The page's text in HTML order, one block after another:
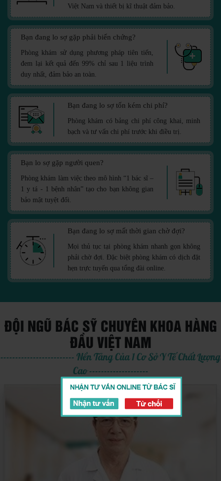
Việt Nam và thiết bị kĩ thuật đảm bảo.
Bạn đang lo sợ gặp phải biến chứng?
Phòng khám sử dụng phương pháp tiên tiến,
đem lại kết quả đến 99% chỉ sau 1 liệu trình
duy nhất, đảm bảo an toàn.
Bạn đang lo sợ tốn kém chi phí?
Phòng khám có bảng chi phí công khai, minh
bạch và tư vấn chi phí trước khi điều trị.
Bạn lo sợ gặp người quen?
Phòng khám làm việc theo mô hình “1 bác sĩ –
1 y tá - 1 bệnh nhân” tạo cho bạn không gian
bảo mật tuyệt đối.
Bạn đang lo sợ mất thời gian chờ đợi?
Mọi thủ tục tại phòng khám nhanh gọn không
phải chờ đợi. Đặc biệt phòng khám có dịch đặt
hẹn trực tuyến qua tổng đài online.
ĐỘI NGŨ BÁC SỸ CHUYÊN KHOA HÀNG
ĐẦU VIỆT NAM
------------------------- Nền Tảng Của 1 Cơ Sở Y Tế Chất Lượng
Cao --------------------